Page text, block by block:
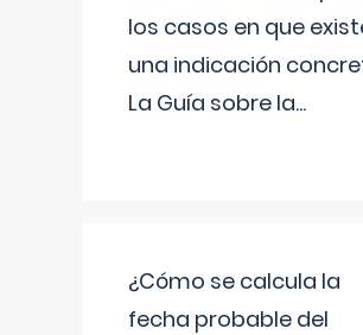
los casos en que
una indicación
La Guía sobre la...
¿Cómo se calcula la
fecha probable del